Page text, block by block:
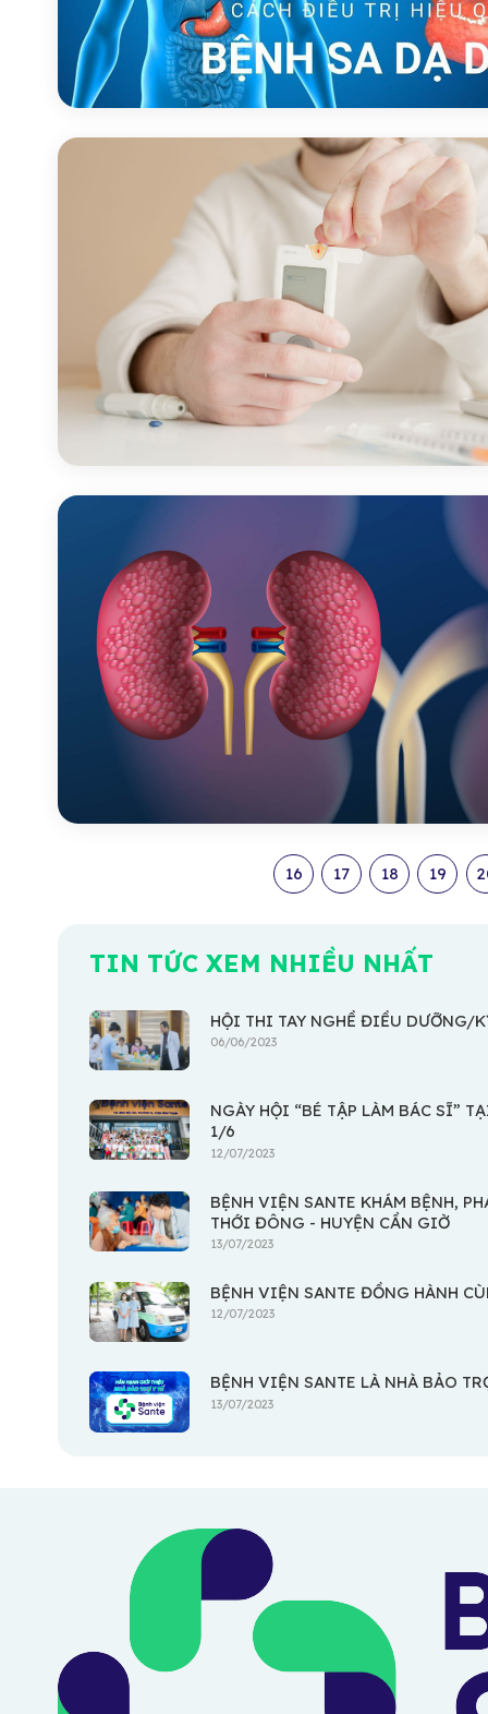
16 17 18 19
TIN TỨC XEM NHIỀU NHẤT
HỘI THI TAY NGHỀ ĐIỀU DƯỠNG/
06/06/2023
NGÀY HỘI “BÉ TẬP LÀM BÁC SĨ”
1/6
12/07/2023
BỆNH VIỆN SANTE KHÁM BỆNH,
THỚI ĐÔNG - HUYỆN CẦN GIỜ
13/07/2023
BỆNH VIỆN SANTE ĐỒNG HÀNH
12/07/2023
BỆNH VIỆN SANTE LÀ NHÀ BẢO
13/07/2023